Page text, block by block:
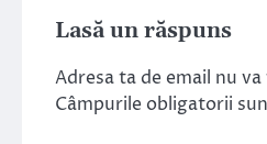
Lasă un răspuns
Adresa ta de email nu
Câmpurile obligatorii